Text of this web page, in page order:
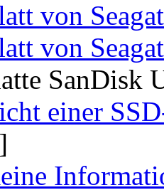
von
von
SanDisk
einer
]